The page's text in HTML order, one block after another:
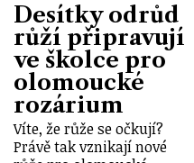
Desítky odrůd
růží připravují
ve školce pro
olomoucké
rozárium
Víte, že růže se očkují?
Právě tak vznikají nové